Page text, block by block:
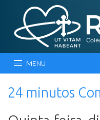
MENU
24 minutos